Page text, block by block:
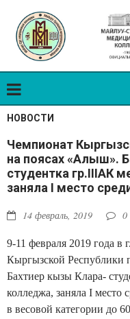
НОВОСТИ
Чемпионат
на поясах «Алыш».
студентка гр.IIIАК
заняла I место
14 февраль, 2019 0
9-11 февраля 2019 года
Кыргызской Республики
Бахтиер кызы Клара-
колледжа, заняла I место
в весовой категории до